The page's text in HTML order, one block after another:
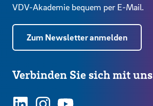
VDV-Akademie bequem per E-Mail.
Zum Newsletter anmelden
Verbinden Sie sich mit uns
LinkedInInstagram
YouTube